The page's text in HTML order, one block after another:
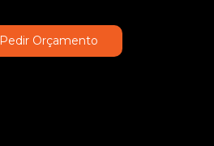
Pedir Orçamento